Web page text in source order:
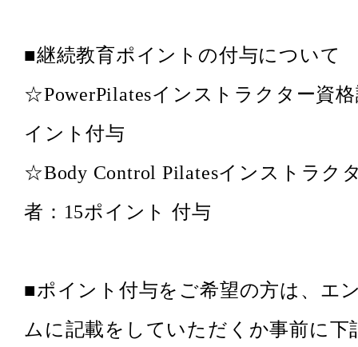
■継続教育ポイントの付与について
☆PowerPilatesインストラクター資
イント付与
☆Body Control Pilatesインストラク
者：15ポイント 付与
■ポイント付与をご希望の方は、エ
ムに記載をしていただくか事前に下